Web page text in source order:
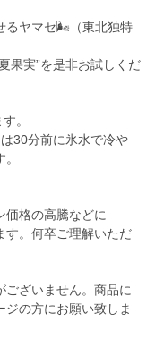
るヤマセ🌬️（東北独特
果実”を是非お試しくだ
。
30分前に氷水で冷や
格の高騰などに
す。何卒ご理解いただ
ざいません。商品に
の方にお願い致しま